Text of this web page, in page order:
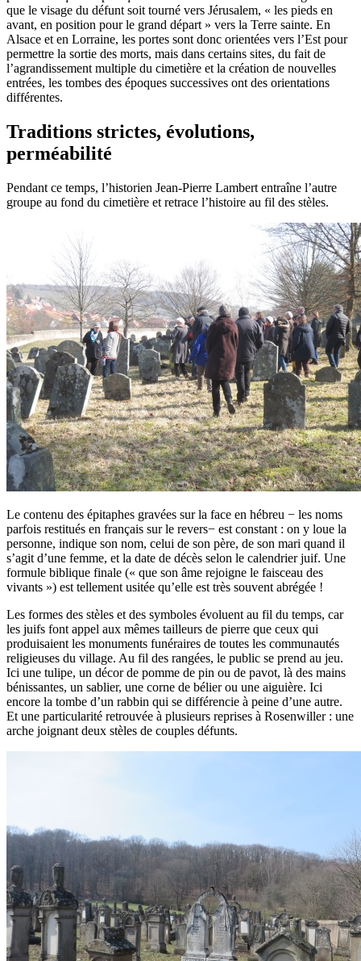
que le visage du défunt soit tourné vers Jérusalem, « les pieds en
avant, en position pour le grand départ » vers la Terre sainte. En
Alsace et en Lorraine, les portes sont donc orientées vers l’Est pour
permettre la sortie des morts, mais dans certains sites, du fait de
l’agrandissement multiple du cimetière et la création de nouvelles
entrées, les tombes des époques successives ont des orientations
différentes.
Traditions strictes, évolutions,
perméabilité
Pendant ce temps, l’historien Jean-Pierre Lambert entraîne l’autre
groupe au fond du cimetière et retrace l’histoire au fil des stèles.
Le contenu des épitaphes gravées sur la face en hébreu − les noms
parfois restitués en français sur le revers− est constant : on y loue la
personne, indique son nom, celui de son père, de son mari quand il
s’agit d’une femme, et la date de décès selon le calendrier juif. Une
formule biblique finale (« que son âme rejoigne le faisceau des
vivants ») est tellement usitée qu’elle est très souvent abrégée !
Les formes des stèles et des symboles évoluent au fil du temps, car
les juifs font appel aux mêmes tailleurs de pierre que ceux qui
produisaient les monuments funéraires de toutes les communautés
religieuses du village. Au fil des rangées, le public se prend au jeu.
Ici une tulipe, un décor de pomme de pin ou de pavot, là des mains
bénissantes, un sablier, une corne de bélier ou une aiguière. Ici
encore la tombe d’un rabbin qui se différencie à peine d’une autre.
Et une particularité retrouvée à plusieurs reprises à Rosenwiller : une
arche joignant deux stèles de couples défunts.